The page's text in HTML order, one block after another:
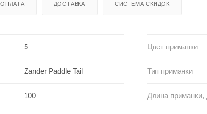
ОПЛАТА ДОСТАВКА СИСТЕМА СКИДОК
5 Цвет приманки
Zander Paddle Tail Тип приманки
100 Длина